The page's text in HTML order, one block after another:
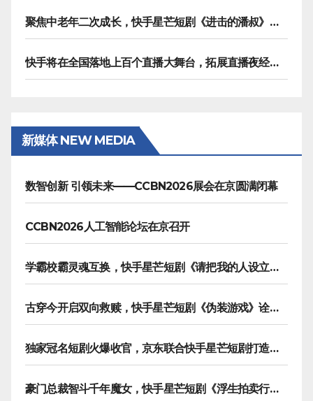
聚焦中老年二次成长，快手星芒短剧《进击的潘叔》诠释银发力量
快手将在全国落地上百个直播大舞台，拓展直播夜经济生态
新媒体 NEW MEDIA
数智创新 引领未来——CCBN2026展会在京圆满闭幕
CCBN2026人工智能论坛在京召开
学霸校霸灵魂互换，快手星芒短剧《请把我的人设立住》笑泪齐飞
古穿今开启双向救赎，快手星芒短剧《伪装游戏》诠释热血青春友谊
独家冠名短剧火爆收官，京东联合快手星芒短剧打造双11营销范本
豪门总裁智斗千年魔女，快手星芒短剧《浮生拍卖行》奇幻元素拉满